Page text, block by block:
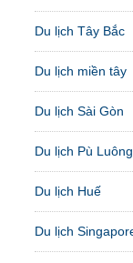
Du lịch Tây Bắc
Du lịch miền tây
Du lịch Sài Gòn
Du lịch Pù Luông
Du lịch Huế
Du lịch